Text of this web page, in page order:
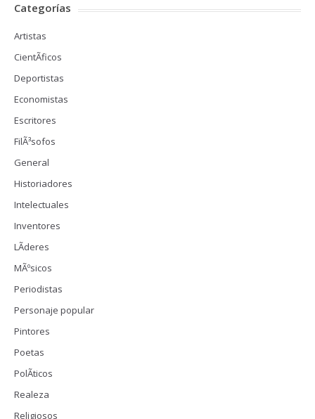
Categorías
Artistas
CientÃ­ficos
Deportistas
Economistas
Escritores
FilÃ³sofos
General
Historiadores
Intelectuales
Inventores
LÃ­deres
MÃºsicos
Periodistas
Personaje popular
Pintores
Poetas
PolÃ­ticos
Realeza
Religiosos